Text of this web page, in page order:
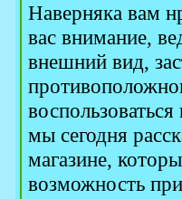
Наверняка вам
вас внимание,
внешний вид,
мы сегодня
магазине,
возможность